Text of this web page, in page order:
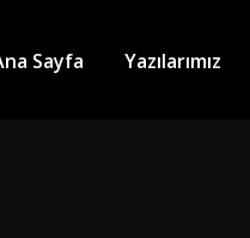
Sayfa Yazılarımız